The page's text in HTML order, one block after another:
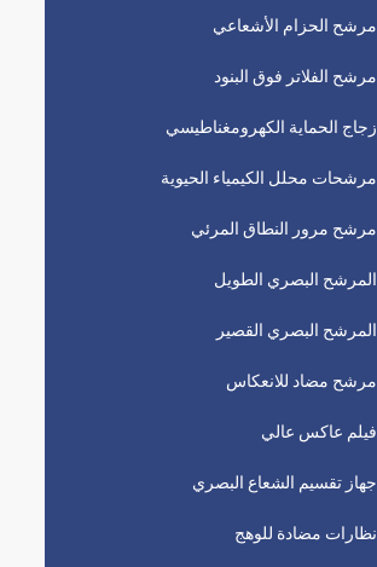
مرشح الحزام الأشعاعي
مرشح الفلاتر فوق البنود
زجاج الحماية الكهرومغناطيسي
مرشحات محلل الكيمياء الحيوية
مرشح مرور النطاق المرئي
المرشح البصري الطويل
المرشح البصري القصير
مرشح مضاد للانعكاس
فيلم عاكس عالي
جهاز تقسيم الشعاع البصري
نظارات مضادة للوهج